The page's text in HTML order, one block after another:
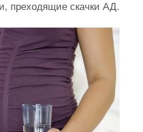
преходящие скачки АД.